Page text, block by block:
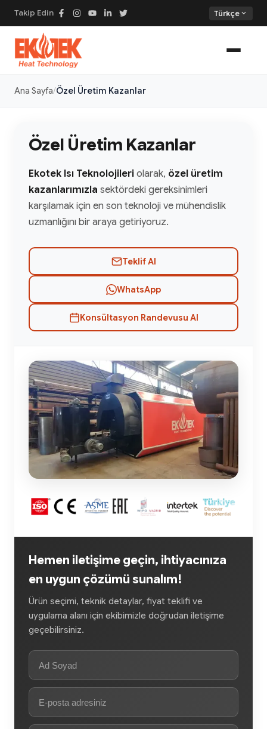
Takip Edin Türkçe expand_more
Ana Sayfa Özel Üretim Kazanlar
Özel Üretim Kazanlar
Ekotek Isı Teknolojileri olarak, özel üretim
kazanlarımızla sektördeki gereksinimleri
karşılamak için en son teknoloji ve mühendislik
uzmanlığını bir araya getiriyoruz.
Teklif Al
WhatsApp
Konsültasyon Randevusu Al
Hemen iletişime geçin, ihtiyacınıza
en uygun çözümü sunalım!
Ürün seçimi, teknik detaylar, fiyat teklifi ve
uygulama alanı için ekibimizle doğrudan iletişime
geçebilirsiniz.